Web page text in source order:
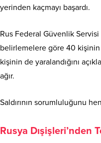
yerinden kaçmayı başardı.
Rus Federal Güvenlik Servisi
belirlemelere göre 40 kişinin
kişinin de yaralandığını
ağır.
Saldırının sorumluluğunu
Rusya Dışişleri’nden